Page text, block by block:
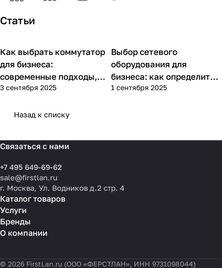
Советы покупателям
Как выбрать коммутатор
для бизнеса:
современные подходы,
типовые ошибки
Советы покупателям
Выбор сетевого
оборудования для
бизнеса: как определить
+7 495 649-69-62
sale@firstlan.ru
г. Москва, Ул. Водников д.2 стр. 4
Каталог товаров
Услуги
Бренды